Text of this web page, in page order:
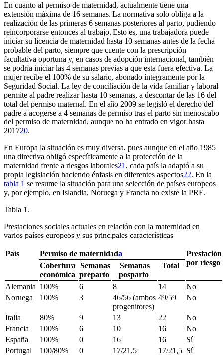
En cuanto al permiso de maternidad, actualmente tiene una
extensión máxima de 16 semanas. La normativa solo obliga a la
realización de las primeras 6 semanas posteriores al parto, pudiendo
reincorporarse entonces al trabajo. Esto es, una trabajadora puede
iniciar su licencia de maternidad hasta 10 semanas antes de la fecha
probable del parto, siempre que cuente con la prescripción
facultativa oportuna y, en casos de adopción internacional, también
se podría iniciar las 4 semanas previas a que esta fuera efectiva. La
mujer recibe el 100% de su salario, abonado íntegramente por la
Seguridad Social. La ley de conciliación de la vida familiar y laboral
permite al padre realizar hasta 10 semanas, a descontar de las 16 del
total del permiso maternal. En el año 2009 se legisló el derecho del
padre a acogerse a 4 semanas de permiso tras el parto sin menoscabo
del permiso de maternidad, aunque no ha entrado en vigor hasta
201720.
En Europa la situación es muy diversa, pues aunque en el año 1985
una directiva obligó específicamente a la protección de la
maternidad frente a riesgos laborales21 , cada país la adaptó a su
propia legislación haciendo énfasis en diferentes aspectos22. En la
tabla 1 se resume la situación para una selección de países europeos
y, por ejemplo, en Islandia, Noruega y Francia no existe la PRE.
Tabla 1.
Prestaciones sociales actuales en relación con la maternidad en
varios países europeos y sus principales características
País Permiso de maternidada
Prestación
por riesgo
Cobertura
económica
Semanas
preparto
Semanas
posparto
Total
Alemania 100% 6 8 14
No
Noruega
100% 3
46/56 (ambos
progenitores)
49/59 No
Italia 80% 9 13 22
No
Francia
100% 6 10 16
No
España
100% 0 16 16
Sí
Portugal
100/80% 0 17/21,5 17/21,5 Sí